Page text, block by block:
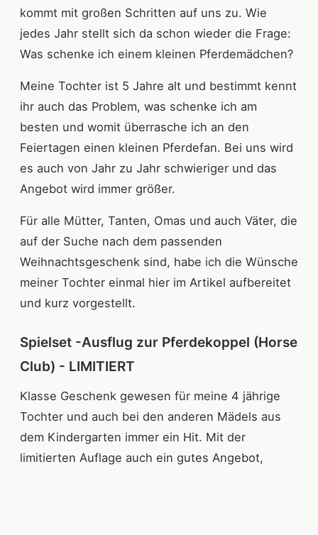
kommt mit großen Schritten auf uns zu. Wie
jedes Jahr stellt sich da schon wieder die Frage:
Was schenke ich einem kleinen Pferdemädchen?
Meine Tochter ist 5 Jahre alt und bestimmt kennt
ihr auch das Problem, was schenke ich am
besten und womit überrasche ich an den
Feiertagen einen kleinen Pferdefan. Bei uns wird
es auch von Jahr zu Jahr schwieriger und das
Angebot wird immer größer.
Für alle Mütter, Tanten, Omas und auch Väter, die
auf der Suche nach dem passenden
Weihnachtsgeschenk sind, habe ich die Wünsche
meiner Tochter einmal hier im Artikel aufbereitet
und kurz vorgestellt.
Spielset -Ausflug zur Pferdekoppel (Horse
Club) - LIMITIERT
Klasse Geschenk gewesen für meine 4 jährige
Tochter und auch bei den anderen Mädels aus
dem Kindergarten immer ein Hit. Mit der
limitierten Auflage auch ein gutes Angebot,